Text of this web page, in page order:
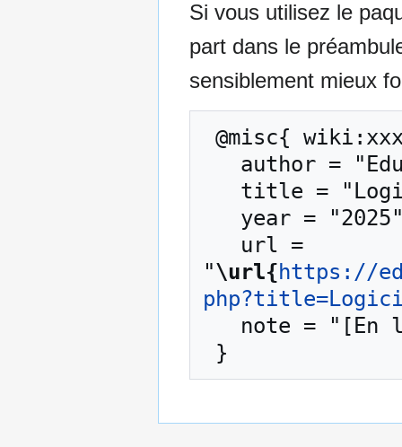
Si vous utilisez le
part dans le
sensiblement mieux
"\url{https://